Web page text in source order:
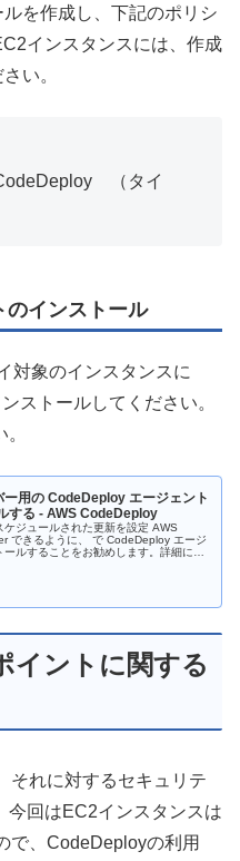
を作成し、下記のポリシ
インスタンスには、作成
い。
（タイ
インストール
対象のインスタンスに
ストールしてください。
用の CodeDeploy エージェント
する - AWS CodeDeploy
ケジュールされた更新を設定 AWS
できるように、 で CodeDeploy エージ
ールすることをお勧めします。詳細につ
イントに関する
それに対するセキュリテ
今回はEC2インスタンスは
で、CodeDeployの利用